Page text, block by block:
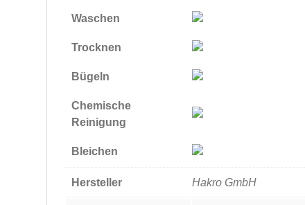
Waschen
Trocknen
Bügeln
Chemische
Reinigung
Bleichen
Hersteller Hakro GmbH